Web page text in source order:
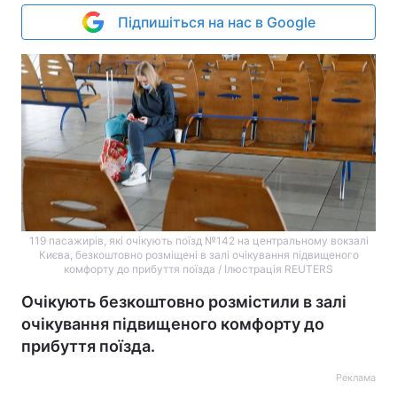
Підпишіться на нас в Google
119 пасажирів, які очікують поїзд №142 на центральному вокзалі
Києва, безкоштовно розміщені в залі очікування підвищеного
комфорту до прибуття поїзда / Ілюстрація REUTERS
Очікують безкоштовно розмістили в залі
очікування підвищеного комфорту до
прибуття поїзда.
Реклама